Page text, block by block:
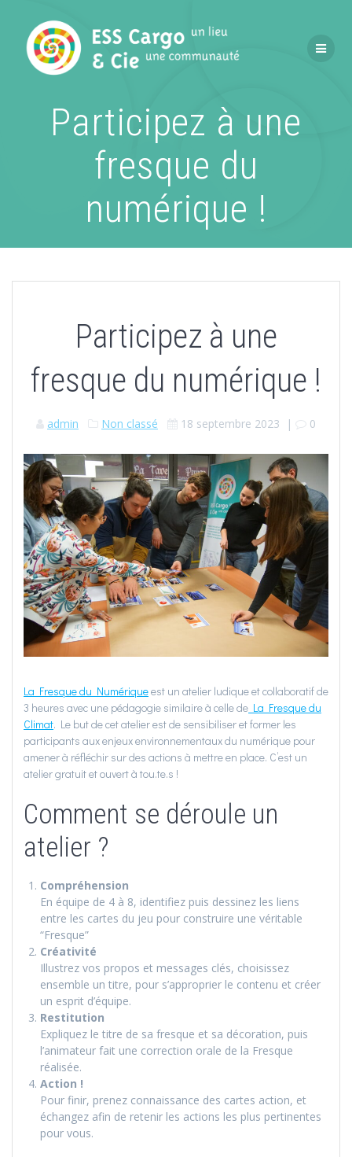
contenu
Participez à une
fresque du
numérique !
Participez à une
fresque du numérique !
admin Non classé 18 septembre 2023 | 0
La Fresque du Numériqueest un atelier ludique et collaboratif de
3 heures avec une pédagogie similaire à celle de La Fresque du
Climat. Le but de cet atelier est de sensibiliser et former les
participants aux enjeux environnementaux du numérique pour
amener à réfléchir sur des actions à mettre en place. C’est un
atelier gratuit et ouvert à tou.te.s !
Comment se déroule un
atelier ?
Compréhension
En équipe de 4 à 8, identifiez puis dessinez les liens
entre les cartes du jeu pour construire une véritable
“Fresque”
Créativité
Illustrez vos propos et messages clés, choisissez
ensemble un titre, pour s’approprier le contenu et créer
un esprit d’équipe.
Restitution
Expliquez le titre de sa fresque et sa décoration, puis
l’animateur fait une correction orale de la Fresque
réalisée.
Action !
Pour finir, prenez connaissance des cartes action, et
échangez afin de retenir les actions les plus pertinentes
pour vous.